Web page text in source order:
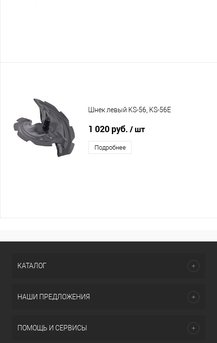
Шнек левый KS-56, KS-56E
1 020 руб. / шт
Подробнее
КАТАЛОГ
НАШИ ПРЕДЛОЖЕНИЯ
ПОМОЩЬ И СЕРВИСЫ